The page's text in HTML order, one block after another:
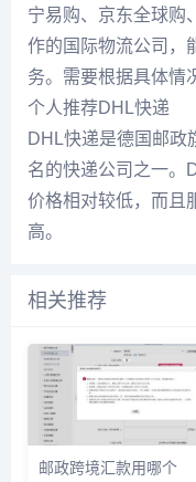
宁易购、京东全球购
作的国际物流公司，
务。需要根据具体情
个人推荐DHL快递
DHL快递是德国邮政
名的快递公司之一。
价格相对较低，而且
高。
相关推荐
邮政跨境汇款用哪个